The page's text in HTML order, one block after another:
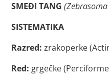
SMEĐI TANG (Zebrasoma
SISTEMATIKA
Razred: zrakoperke
Red: grgečke